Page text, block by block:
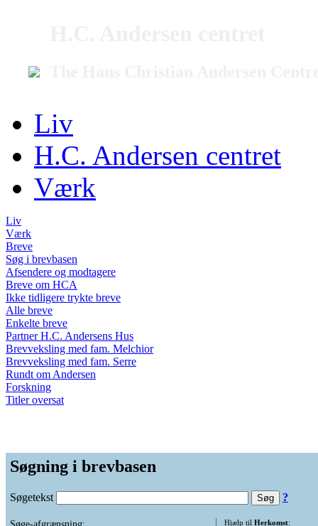
Liv
H.C. Andersen centret
Værk
Liv
Værk
Breve
Søg i brevbasen
Afsendere og modtagere
Breve om HCA
Ikke tidligere trykte breve
Alle breve
Enkelte breve
Partner H.C. Andersens Hus
Brevveksling med fam. Melchior
Brevveksling med fam. Serre
Rundt om Andersen
Forskning
Titler oversat
Søgning i brevbasen
Søgetekst ?
Hjælp til Herkomst: